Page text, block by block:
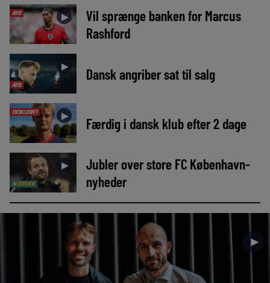
AVIS ►
Vil sprænge banken for Marcus
Rashford
AVIS
► Dansk angriber sat til salg
EKSKLUSIVT ► Færdig i dansk klub efter 2 dage
INTERVIEW
►
Jubler over store FC København-
nyheder
►